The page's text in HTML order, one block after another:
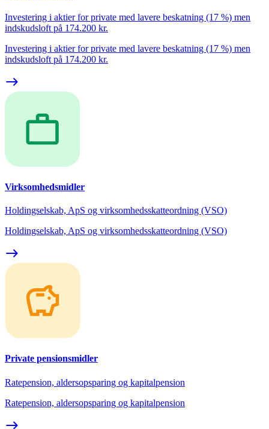
Investering i aktier for private med lavere beskatning (17 %) men
indskudsloft på 174.200 kr.
Investering i aktier for private med lavere beskatning (17 %) men
indskudsloft på 174.200 kr.
east
Virksomhedsmidler
Holdingselskab, ApS og virksomhedsskatteordning (VSO)
Holdingselskab, ApS og virksomhedsskatteordning (VSO)
east
Private pensionsmidler
Ratepension, aldersopsparing og kapitalpension
Ratepension, aldersopsparing og kapitalpension
east